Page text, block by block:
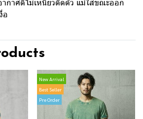
ากาศดีไม่เหนียวติดตัว แม้ใส่ขณะออก
อ
New Arrival
Best Seller
Pre Order